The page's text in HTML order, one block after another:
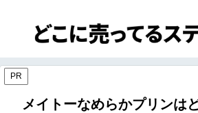
PR
メイトーなめらかプリンは